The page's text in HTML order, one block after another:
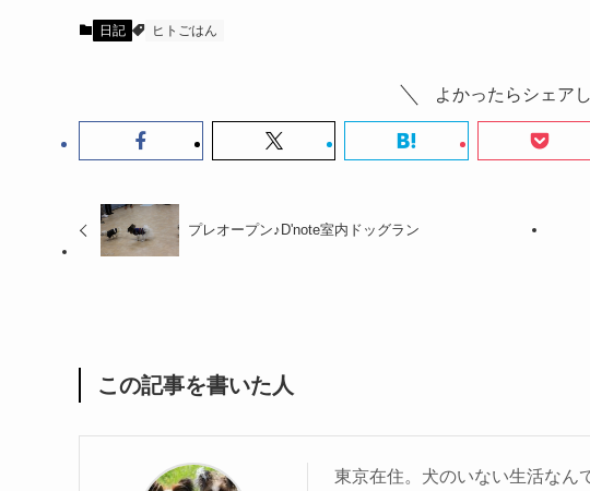
日記 ヒトごはん
よかったらシェア
プレオープン♪D'note室内ドッグラン
この記事を書いた人
東京在住。犬のいない生活なん